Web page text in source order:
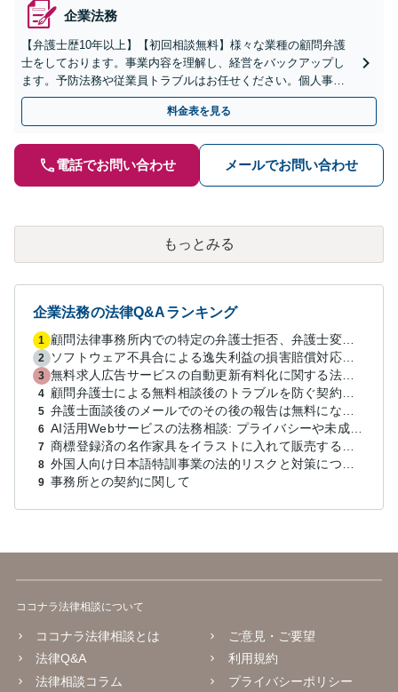
企業法務
【弁護士歴10年以上】【初回相談無料】様々な業種の顧問弁護
士をしております。事業内容を理解し、経営をバックアップし
ます。予防法務や従業員トラブルはお任せください。個人事業
主からのご相談も可【休日・夜間相談可】【京都市役所前駅5
料金表を見る
電話でお問い合わせ メールでお問い合わせ
もっとみる
企業法務の法律Q&Aランキング
1 顧問法律事務所内での特定の弁護士拒否、弁護士変更はあり？一般論でも構いません。
2 ソフトウェア不具合による逸失利益の損害賠償対応について相談
3 無料求人広告サービスの自動更新有料化に関する法的対策は？
4 顧問弁護士による無料相談後のトラブルを防ぐ契約は？
5 弁護士面談後のメールでのその後の報告は無料になるが、弁護士として興味ありますか？
6 AI活用Webサービスの法務相談: プライバシーや未成年対応など
7 商標登録済の名作家具をイラストに入れて販売するのは違法でしょうか
8 外国人向け日本語特訓事業の法的リスクと対策について教えてください
9 事務所との契約に関して
ココナラ法律相談について
ココナラ法律相談とは
法律Q&A
法律相談コラム
ご意見・ご要望
利用規約
プライバシーポリシー